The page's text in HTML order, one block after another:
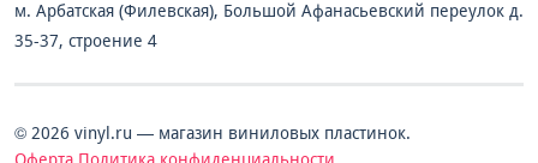
м. Арбатская (Филевская), Большой Афанасьевский переулок д.
35-37, строение 4
© 2026 vinyl.ru — магазин виниловых пластинок.